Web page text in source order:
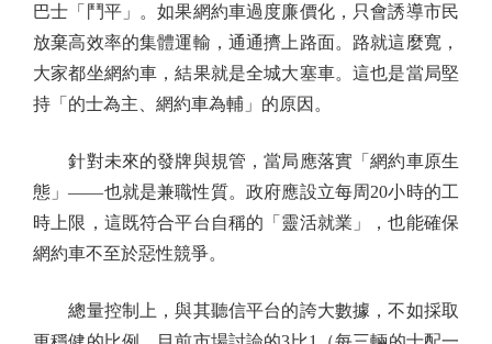
巴士「鬥平」。如果網約車過度廉價化，只會誘導市民
放棄高效率的集體運輸，通通擠上路面。路就這麼寬，
大家都坐網約車，結果就是全城大塞車。這也是當局堅
持「的士為主、網約車為輔」的原因。
針對未來的發牌與規管，當局應落實「網約車原生
態」——也就是兼職性質。政府應設立每周20小時的工
時上限，這既符合平台自稱的「靈活就業」，也能確保
網約車不至於惡性競爭。
總量控制上，與其聽信平台的誇大數據，不如採取